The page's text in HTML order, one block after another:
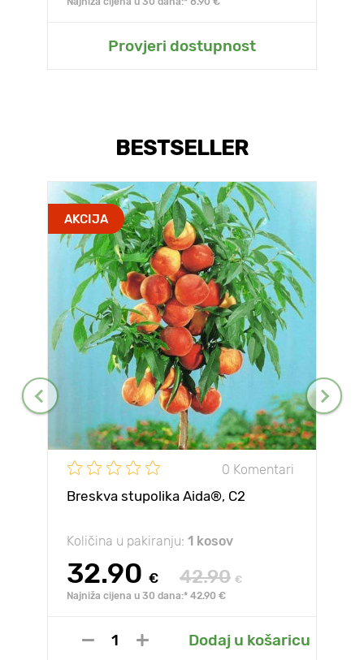
Provjeri dostupnost
BESTSELLER
AKCIJA
0 Komentari
Breskva stupolika Aida®, C2
Količina u pakiranju: 1 kosov
32.90 € 42.90 €
Najniža cijena u 30 dana:* 42.90 €
Dodaj u košaricu